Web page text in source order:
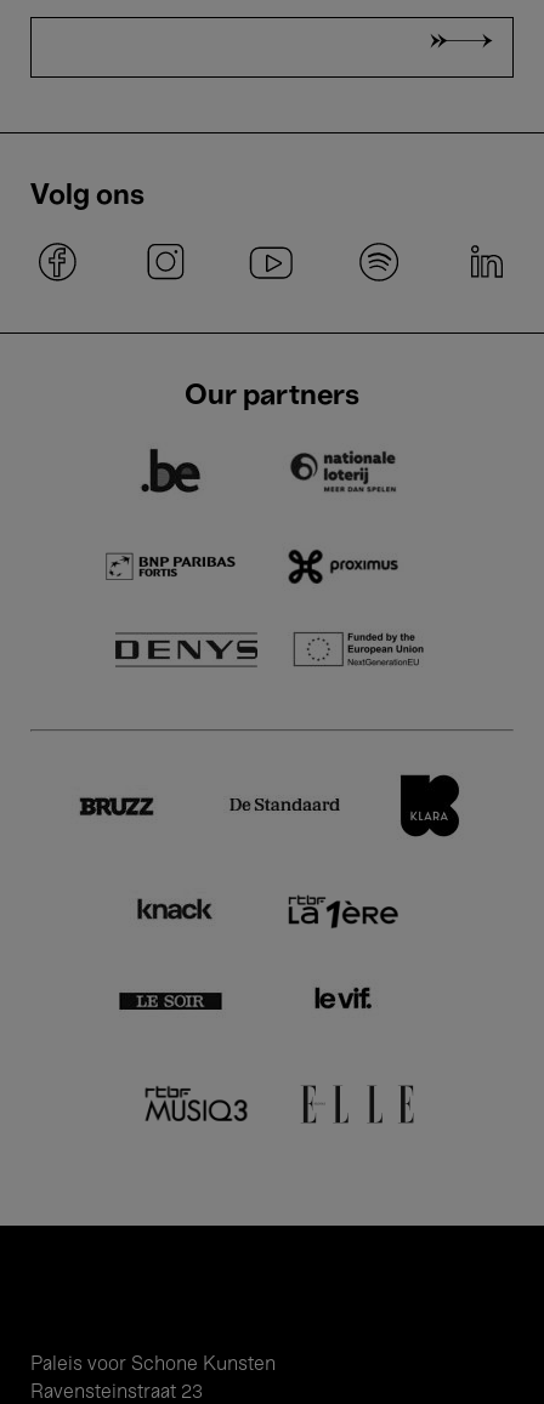
Volg ons
Our partners
Paleis voor Schone Kunsten
Ravensteinstraat 23